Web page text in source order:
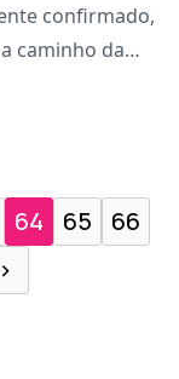
confirmado,
caminho da
64 65
66
›